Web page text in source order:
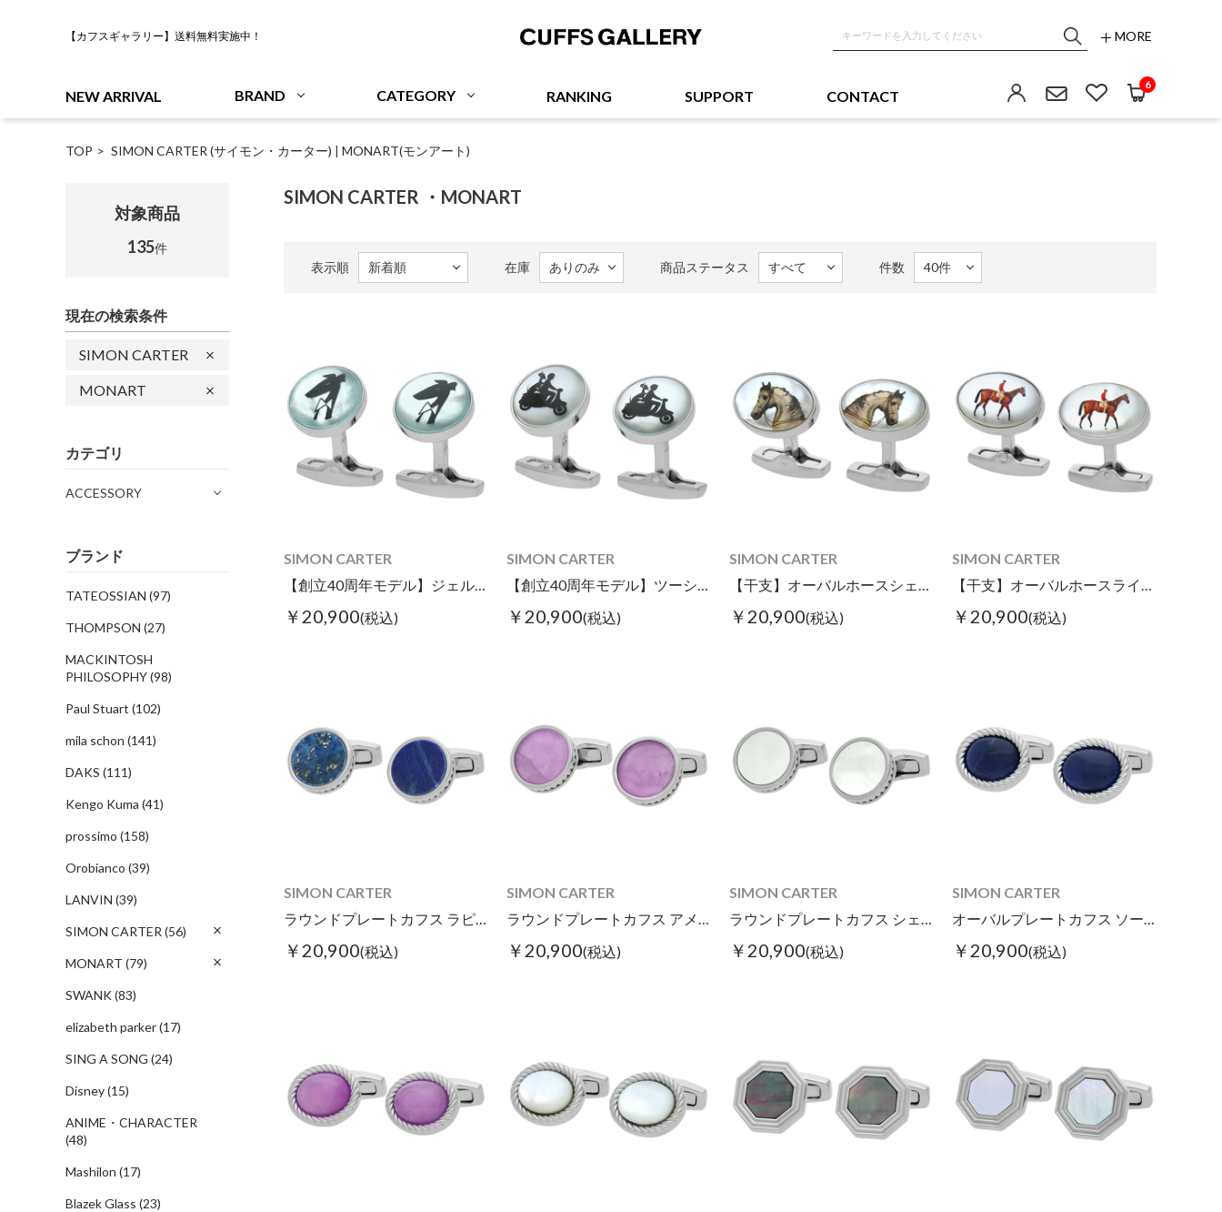
【カフスギャラリー】送料無料実施中！ MORE
NEW ARRIVAL BRAND CATEGORY RANKING SUPPORT CONTACT
6
TOP SIMON CARTER (サイモン・カーター) | MONART(モンアート)
対象商品
135件
現在の検索条件
SIMON CARTER
MONART
カテゴリ
ACCESSORY
ブランド
TATEOSSIAN (97)
THOMPSON (27)
MACKINTOSH
PHILOSOPHY(98)
Paul Stuart (102)
mila schon (141)
DAKS (111)
Kengo Kuma (41)
prossimo (158)
Orobianco (39)
LANVIN (39)
SIMON CARTER (56)
MONART (79)
SWANK(83)
elizabeth parker(17)
SING A SONG (24)
Disney(15)
ANIME・CHARACTER
(48)
Mashilon (17)
Blazek Glass (23)
SIMON CARTER ・MONART
表示順 在庫 商品ステータス 件数
SIMON CARTER
【創立40周年モデル】ジェルベースカフス
￥20,900(税込)
SIMON CARTER
【創立40周年モデル】ツーシートスクターカフス
￥20,900(税込)
SIMON CARTER
【干支】オーバルホースシェルカフス
￥20,900(税込)
SIMON CARTER
【干支】オーバルホースライドカフス
￥20,900(税込)
SIMON CARTER
ラウンドプレートカフス ラピスラズリ
￥20,900(税込)
SIMON CARTER
ラウンドプレートカフス アメジスト
￥20,900(税込)
SIMON CARTER
ラウンドプレートカフス シェル
￥20,900(税込)
SIMON CARTER
オーバルプレートカフス ソーダライト
￥20,900(税込)